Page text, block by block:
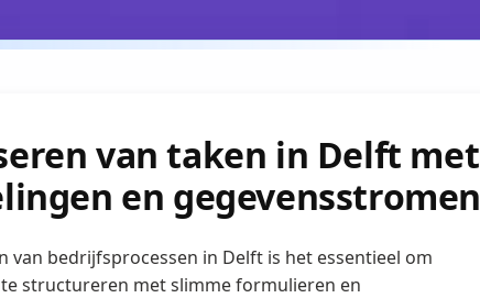
van taken in Delft met
en gegevensstromen
van bedrijfsprocessen in Delft is het essentieel om
structureren met slimme formulieren en